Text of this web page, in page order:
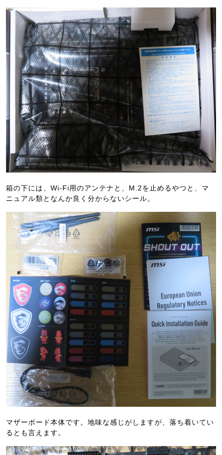
箱の下には、Wi-Fi用のアンテナと、M.2を止めるやつと、マ
ニュアル類となんか良く分からないシール。
マザーボード本体です。地味な感じがしますが、落ち着いてい
るとも言えます。